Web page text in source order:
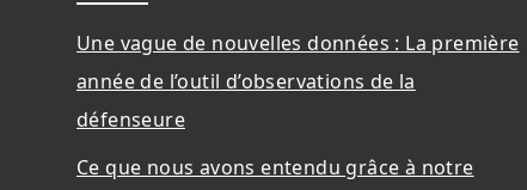
Une vague de nouvelles données : La première
année de l’outil d’observations de la
défenseure
Ce que nous avons entendu grâce à notre